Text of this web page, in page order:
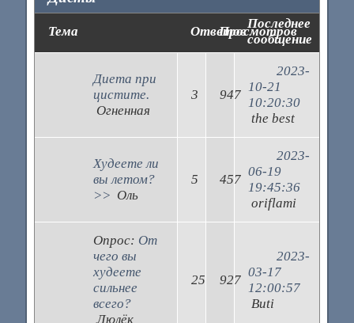
Тема ОтветовПросмотров
Последнее
сообщение
Диета при
цистите.
Огненная
3 947
2023-
10-21
10:20:30
the best
Худеете ли
вы летом?
>> Оль
5 457
2023-
06-19
19:45:36
oriflami
Опрос: От
чего вы
худеете
сильнее
всего?
Люлёк
25 927
2023-
03-17
12:00:57
Buti